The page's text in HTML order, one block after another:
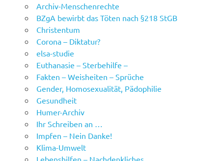
Archiv-Menschenrechte
BZgA bewirbt das Töten nach §218 StGB
Christentum
Corona – Diktatur?
elsa-studie
Euthanasie – Sterbehilfe –
Fakten – Weisheiten – Sprüche
Gender, Homosexualität, Pädophilie
Gesundheit
Humer-Archiv
Ihr Schreiben an …
Impfen – Nein Danke!
Klima-Umwelt